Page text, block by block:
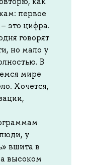
первое
это цифра.
говорят
но мало у
В
мире
Хочется,
у
вшита в
высоком